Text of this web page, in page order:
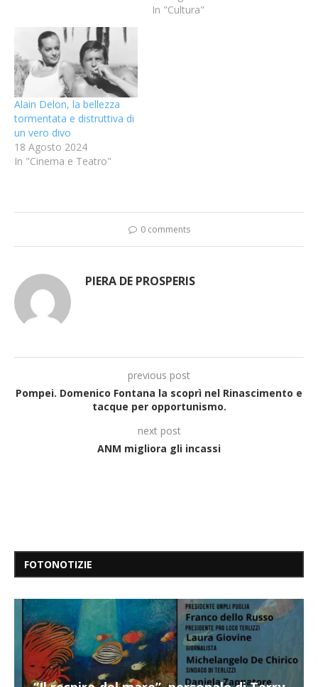
In "Cultura"
Alain Delon, la bellezza
tormentata e distruttiva di
un vero divo
18 Agosto 2024
In "Cinema e Teatro"
0 comments
PIERA DE PROSPERIS
previous post
Pompei. Domenico Fontana la scoprì nel Rinascimento e
tacque per opportunismo.
next post
ANM migliora gli incassi
FOTONOTIZIE